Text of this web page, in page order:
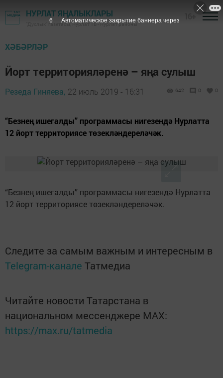
НУРЛАТ ЯҢАЛЫКЛАРЫ
"Дуслык" газетасы, Нурлат ТВ - Нурлат районы
ХӘБӘРЛӘР
Йорт территорияләренә – яңа сулыш
Резеда Гиняева, 22 июль 2019 - 16:31 642 0 0
“Безнең ишегалды” программасы нигезендә Нурлатта
12 йорт территориясе төзекләндереләчәк.
“Безнең ишегалды” программасы нигезендә Нурлатта
12 йорт территориясе төзекләндереләчәк.
Следите за самым важным и интересным в
Telegram-канале Татмедиа
Читайте новости Татарстана в
национальном мессенджере MАХ:
https://max.ru/tatmedia
6 Автоматическое закрытие баннера через